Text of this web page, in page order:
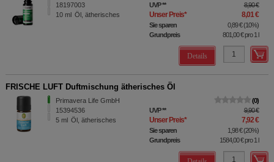
18197003
10 ml Öl, ätherisches
UVP** 8,90 €
Unser Preis* 8,01 €
Sie sparen 0,89 €(10%)
Grundpreis
801,00 €pro 1 l
Details
FRISCHE LUFT Duftmischung ätherisches Öl
Primavera Life GmbH
15394536
5 ml Öl, ätherisches
0
UVP** 9,90 €
Unser Preis* 7,92 €
Sie sparen 1,98 €(20%)
Grundpreis
1584,00 €pro 1 l